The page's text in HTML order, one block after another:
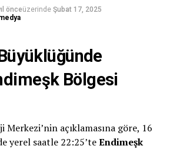
önceüzerinde Şubat 17, 2025
Bölgesi
açıklamasına göre, 16
yerel saatle 22:25’teEndimeşk